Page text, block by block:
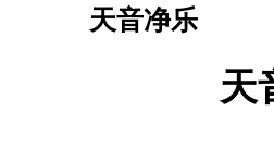
天音净乐
天